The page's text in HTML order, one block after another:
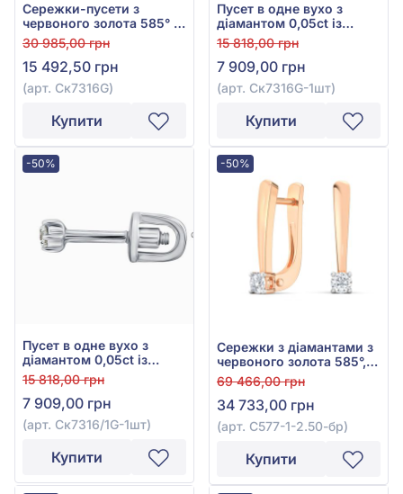
Сережки-пусети з
червоного золота 585° з
діамантами 0,1ct, арт.
Ск7316G
30 985,00 грн
15 492,50 грн
(арт. Ск7316G)
Купити
Пусет в одне вухо з
діамантом 0,05ct із
червоного золота 585°,
арт. Ск7316G-1шт
15 818,00 грн
7 909,00 грн
(арт. Ск7316G-1шт)
Купити
-50%
Пусет в одне вухо з
діамантом 0,05ct із
білого золота 585°, арт.
Ск7316/1G-1шт
15 818,00 грн
7 909,00 грн
(арт. Ск7316/1G-1шт)
Купити
-50%
Сережки з діамантами з
червоного золота 585°,
Діамант 0,12ct, арт.
С577-1-2.50к-бр
69 466,00 грн
34 733,00 грн
(арт. С577-1-2.50-бр)
Купити